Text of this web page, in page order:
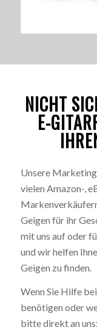
NICHT
E-
Unsere
vielen Amazon-,
Geigen für ihr
mit uns auf oder
und wir helfen
Geigen zu finden.
Wenn Sie Hilfe
benötigen oder
bitte direkt an